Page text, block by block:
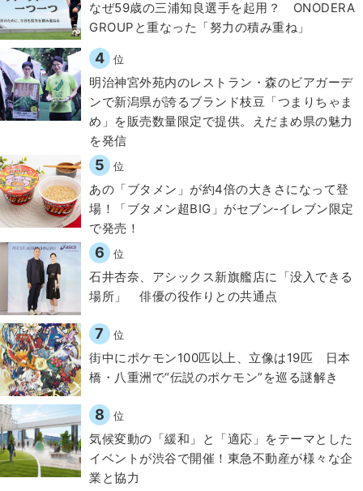
なぜ59歳の三浦知良選手を起用？ ONODERA
GROUPと重なった「努力の積み重ね」
4 位
明治神宮外苑内のレストラン・森のビアガーデ
ンで新潟県が誇るブランド枝豆「つまりちゃま
め」を販売数量限定で提供。えだまめ県の魅力
を発信
5 位
あの「ブタメン」が約4倍の大きさになって登
場！「ブタメン超BIG」がセブン‐イレブン限定
で発売！
6 位
石井杏奈、アシックス新旗艦店に「没入できる
場所」 俳優の役作りとの共通点
7 位
街中にポケモン100匹以上、立像は19匹 日本
橋・八重洲で“伝説のポケモン”を巡る謎解き
8 位
気候変動の「緩和」と「適応」をテーマとした
イベントが渋谷で開催！東急不動産が様々な企
業と協力